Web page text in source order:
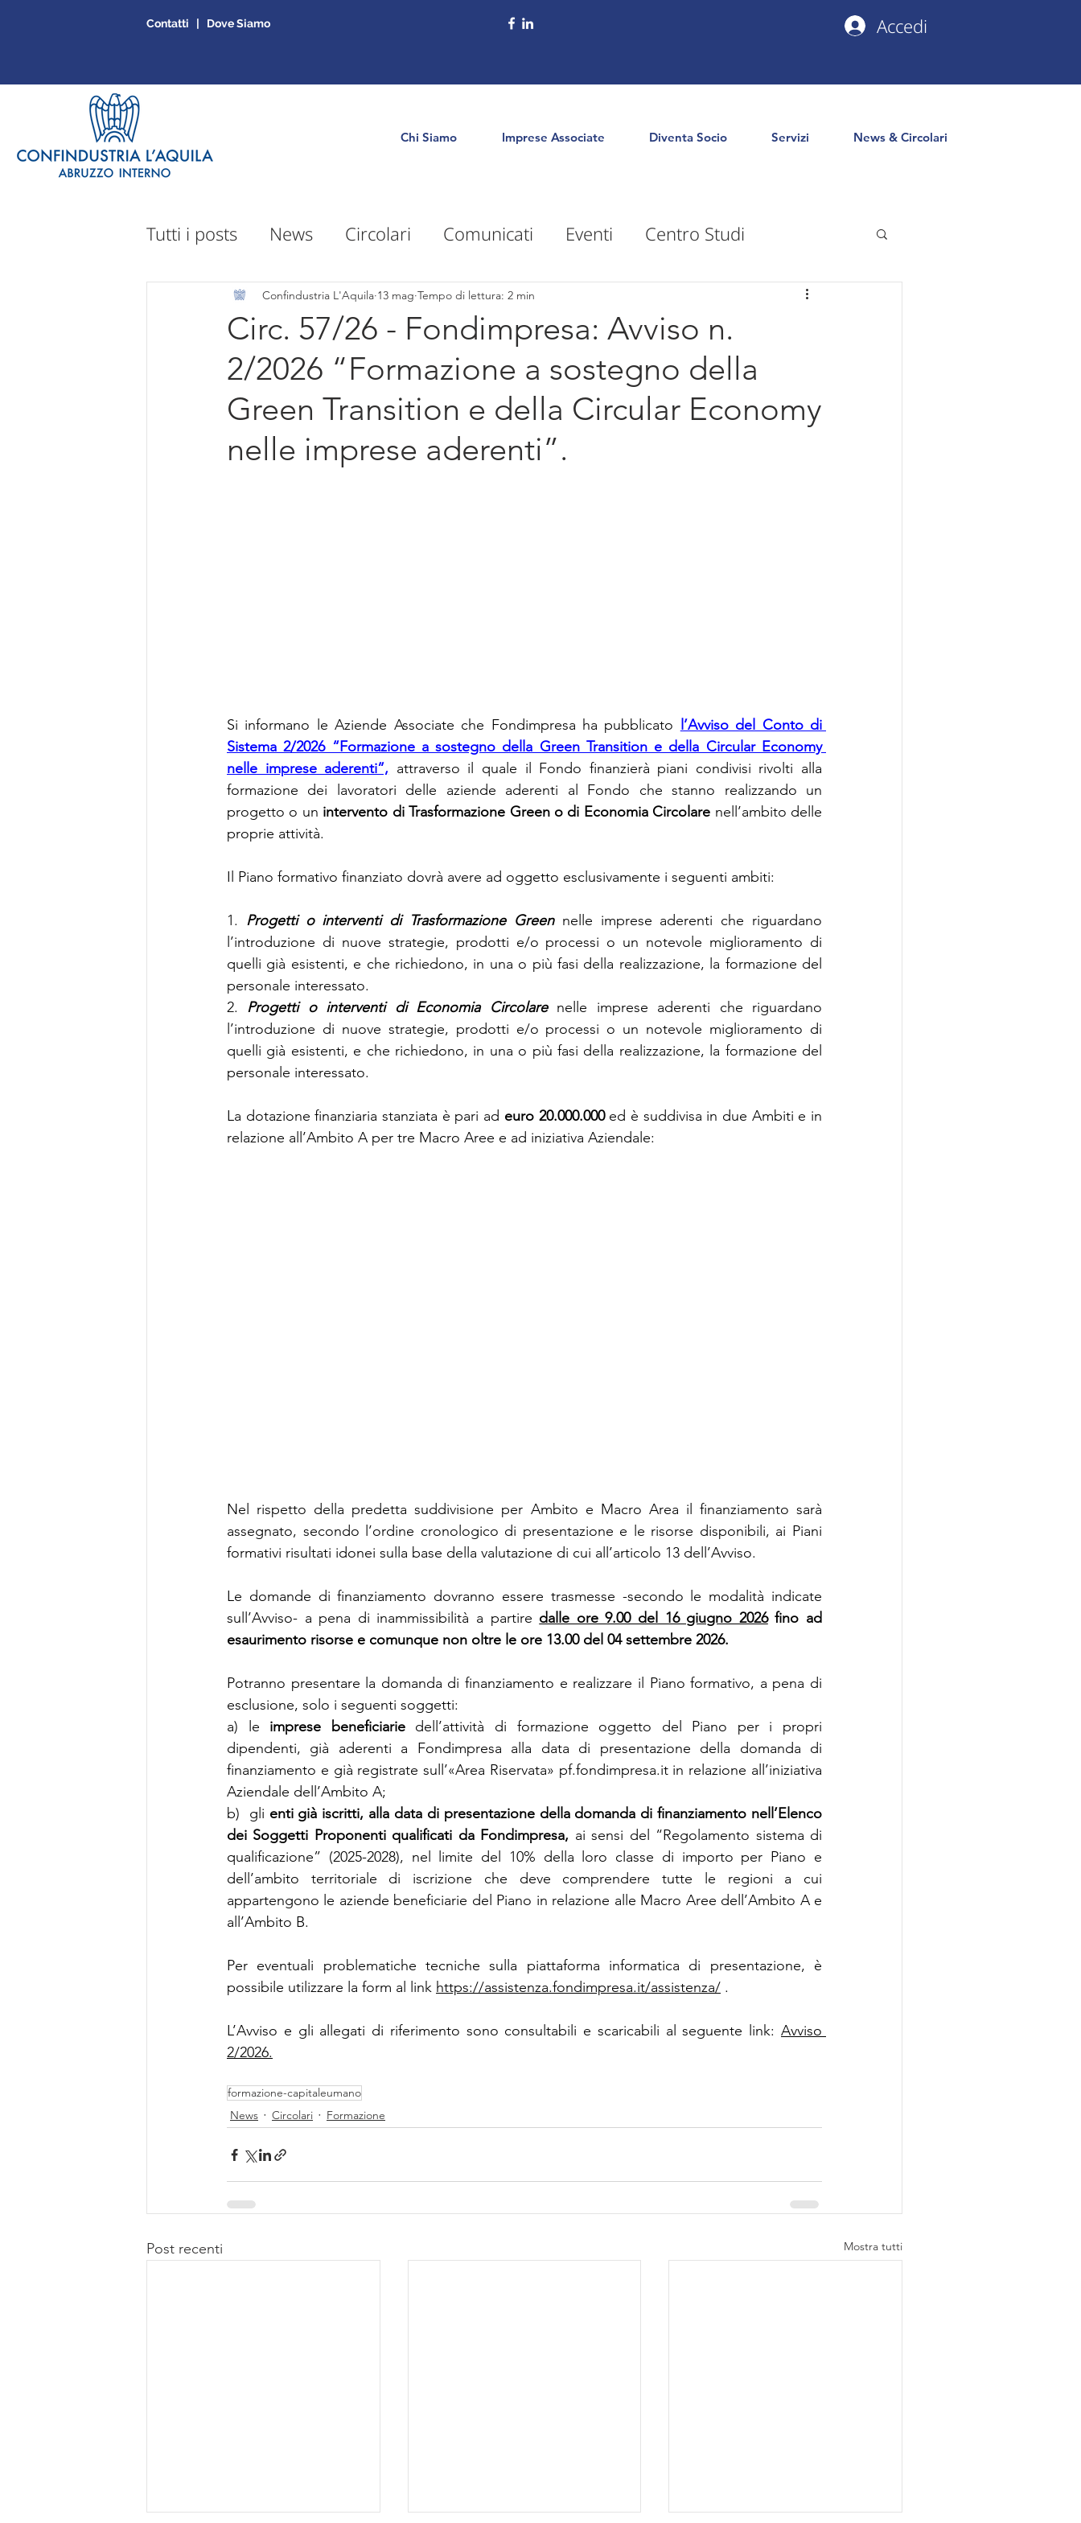
Contatti | Dove Siamo Accedi
Chi Siamo Imprese Associate Diventa Socio Servizi News & Circolari
Tutti i posts News Circolari Comunicati Eventi Centro Studi
Sportello Mepa Appuntamenti Territorio PNRR
Intelligenza Artificiale diritto d'impresa Sostenibilità Internazionalizzazione
Circ. 57/26 - Fondimpresa: Avviso n.
2/2026 “Formazione a sostegno della
Green Transition e della Circular Economy
nelle imprese aderenti”.
Confindustria L'Aquila 13 mag Tempo di lettura: 2 min
Si informano le Aziende Associate che Fondimpresa ha pubblicato
l’Avviso del Conto di
Sistema 2/2026 “Formazione a sostegno della Green Transition e della Circular Economy
nelle imprese aderenti”, attraverso il quale il Fondo finanzierà piani condivisi rivolti alla
formazione dei lavoratori delle aziende aderenti al Fondo che stanno realizzando un
progetto o un intervento di Trasformazione Green o di Economia Circolare nell’ambito delle
proprie attività.
Il Piano formativo finanziato dovrà avere ad oggetto esclusivamente i seguenti ambiti:
1. Progetti o interventi di Trasformazione Green nelle imprese aderenti che riguardano
l’introduzione di nuove strategie, prodotti e/o processi o un notevole miglioramento di
quelli già esistenti, e che richiedono, in una o più fasi della realizzazione, la formazione del
personale interessato.
2. Progetti o interventi di Economia Circolare nelle imprese aderenti che riguardano
l’introduzione di nuove strategie, prodotti e/o processi o un notevole miglioramento di
quelli già esistenti, e che richiedono, in una o più fasi della realizzazione, la formazione del
personale interessato.
La dotazione finanziaria stanziata è pari ad euro 20.000.000 ed è suddivisa in due Ambiti e in
relazione all’Ambito A per tre Macro Aree e ad iniziativa Aziendale:
Nel rispetto della predetta suddivisione per Ambito e Macro Area il finanziamento sarà
assegnato, secondo l’ordine cronologico di presentazione e le risorse disponibili, ai Piani
formativi risultati idonei sulla base della valutazione di cui all’articolo 13 dell’Avviso.
Le domande di finanziamento dovranno essere trasmesse -secondo le modalità indicate
sull’Avviso- a pena di inammissibilità a partire dalle ore 9.00 del 16 giugno 2026 fino ad
esaurimento risorse e comunque non oltre le ore 13.00 del 04 settembre 2026.
Potranno presentare la domanda di finanziamento e realizzare il Piano formativo, a pena di
esclusione, solo i seguenti soggetti:
a) le imprese beneficiarie dell’attività di formazione oggetto del Piano per i propri
dipendenti, già aderenti a Fondimpresa alla data di presentazione della domanda di
finanziamento e già registrate sull’«Area Riservata» pf.fondimpresa.it in relazione all’iniziativa
Aziendale dell’Ambito A;
b)  gli enti già iscritti, alla data di presentazione della domanda di finanziamento nell’Elenco
dei Soggetti Proponenti qualificati da Fondimpresa, ai sensi del “Regolamento sistema di
qualificazione” (2025-2028), nel limite del 10% della loro classe di importo per Piano e
dell’ambito territoriale di iscrizione che deve comprendere tutte le regioni a cui
appartengono le aziende beneficiarie del Piano in relazione alle Macro Aree dell’Ambito A e
all’Ambito B.
Per eventuali problematiche tecniche sulla piattaforma informatica di presentazione, è
possibile utilizzare la form al link https://assistenza.fondimpresa.it/assistenza/ .
L’Avviso e gli allegati di riferimento sono consultabili e scaricabili al seguente link: Avviso
2/2026.
formazione-capitaleumano
News
Circolari Formazione
Post recenti Mostra tutti